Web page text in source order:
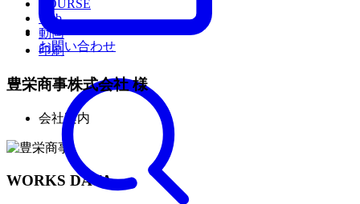
お問い合わせ
COURSE
Web
動画
印刷
豊栄商事株式会社 様
会社案内
WORKS DATA